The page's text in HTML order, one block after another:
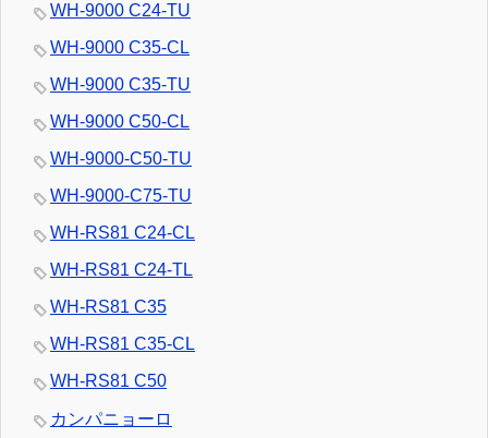
WH-9000 C24-TU
WH-9000 C35-CL
WH-9000 C35-TU
WH-9000 C50-CL
WH-9000-C50-TU
WH-9000-C75-TU
WH-RS81 C24-CL
WH-RS81 C24-TL
WH-RS81 C35
WH-RS81 C35-CL
WH-RS81 C50
カンパニョーロ